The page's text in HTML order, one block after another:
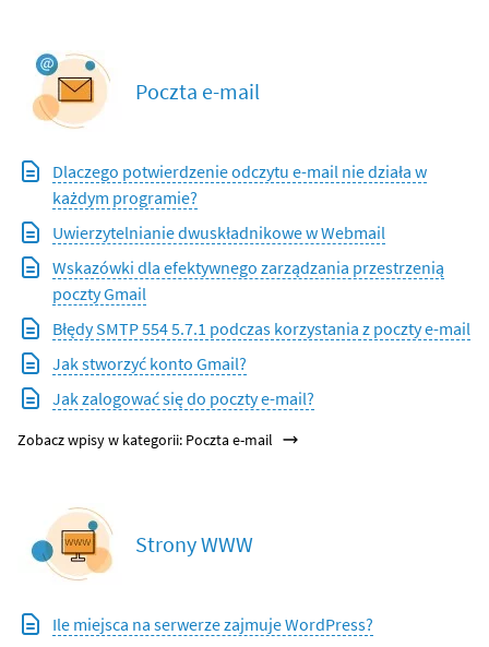
Poczta e-mail
Dlaczego potwierdzenie odczytu e-mail nie działa w
każdym programie?
Uwierzytelnianie dwuskładnikowe w Webmail
Wskazówki dla efektywnego zarządzania przestrzenią
poczty Gmail
Błędy SMTP 554 5.7.1 podczas korzystania z poczty e-mail
Jak stworzyć konto Gmail?
Jak zalogować się do poczty e-mail?
Zobacz wpisy w kategorii: Poczta e-mail
Strony WWW
Ile miejsca na serwerze zajmuje WordPress?